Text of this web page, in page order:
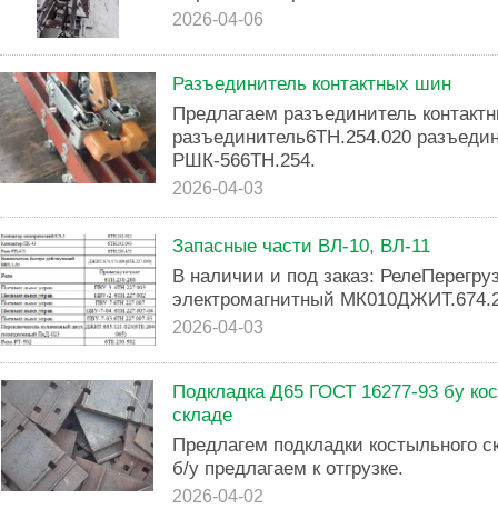
2026-04-06
Разъединитель контактных шин
Предлагаем разъединитель
разъединитель6ТН.254.020
РШК-566ТН.254.
2026-04-03
Запасные части ВЛ-10, ВЛ-11
В наличии и под заказ:
электромагнитный
2026-04-03
Подкладка Д65 ГОСТ 16277-93 бу
складе
Предлагем подкладки костыльного
б/у предлагаем к отгрузке.
2026-04-02